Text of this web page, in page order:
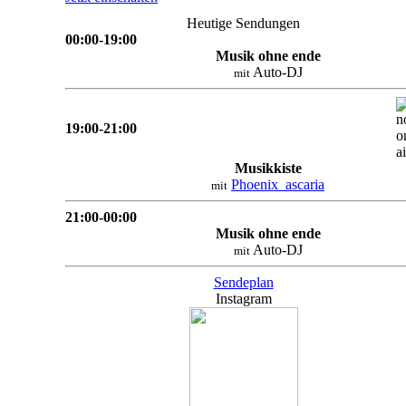
Heutige Sendungen
00:00-19:00
Musik ohne ende
mitAuto-DJ
19:00-21:00
Musikkiste
mit Phoenix_ascaria
21:00-00:00
Musik ohne ende
mitAuto-DJ
Sendeplan
Instagram